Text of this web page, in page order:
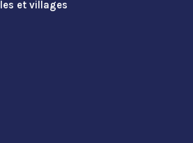
et villages